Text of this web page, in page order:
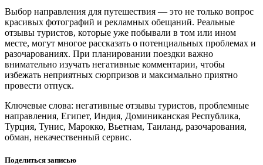
Выбор направления для путешествия — это не только вопрос
красивых фотографий и рекламных обещаний. Реальные
отзывы туристов, которые уже побывали в том или ином
месте, могут многое рассказать о потенциальных проблемах и
разочарованиях. При планировании поездки важно
внимательно изучать негативные комментарии, чтобы
избежать неприятных сюрпризов и максимально приятно
провести отпуск.
Ключевые слова: негативные отзывы туристов, проблемные
направления, Египет, Индия, Доминиканская Республика,
Турция, Тунис, Марокко, Вьетнам, Таиланд, разочарования,
обман, некачественный сервис.
Поделиться записью